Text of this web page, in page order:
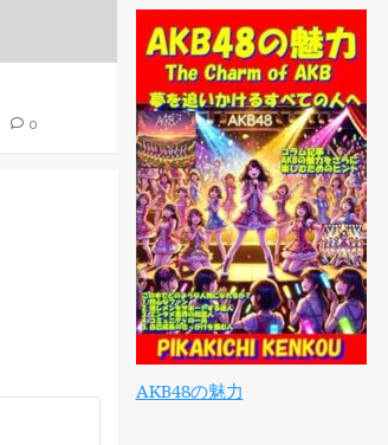
0
AKB48の魅力